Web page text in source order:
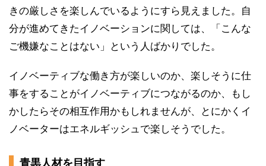
きの厳しさを楽しんでいるようにすら見えました。自
分が進めてきたイノベーションに関しては、「こんな
ご機嫌なことはない」という人ばかりでした。
イノベーティブな働き方が楽しいのか、楽しそうに仕
事をすることがイノベーティブにつながるのか、もし
かしたらその相互作用かもしれませんが、とにかくイ
ノベーターはエネルギッシュで楽しそうでした。
青黒人材を目指す